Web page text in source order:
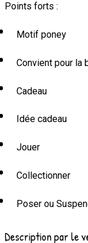
Points forts :
Motif poney
Convient pour la
Cadeau
Idée cadeau
Jouer
Collectionner
Poser ou
Description par le